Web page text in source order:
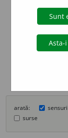
info
arată:
surse